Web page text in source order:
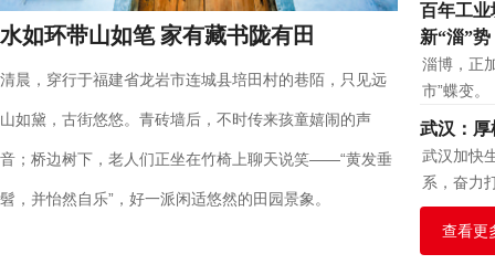
水如环带山如笔 家有藏书陇有田
清晨，穿行于福建省龙岩市连城县培田村的巷陌，只见远
山如黛，古街悠悠。青砖墙后，不时传来孩童嬉闹的声
音；桥边树下，老人们正坐在竹椅上聊天说笑——“黄发垂
髫，并怡然自乐”，好一派闲适悠然的田园景象。
百年工业
新“淄”势
淄博，正
市”蝶变。
武汉：厚
武汉加快
系，奋力
查看更